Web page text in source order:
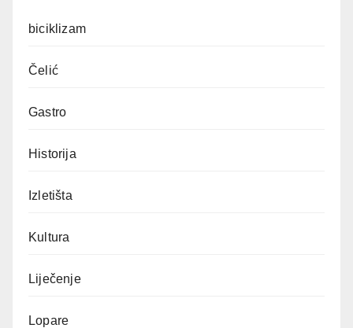
biciklizam
Čelić
Gastro
Historija
Izletišta
Kultura
Liječenje
Lopare